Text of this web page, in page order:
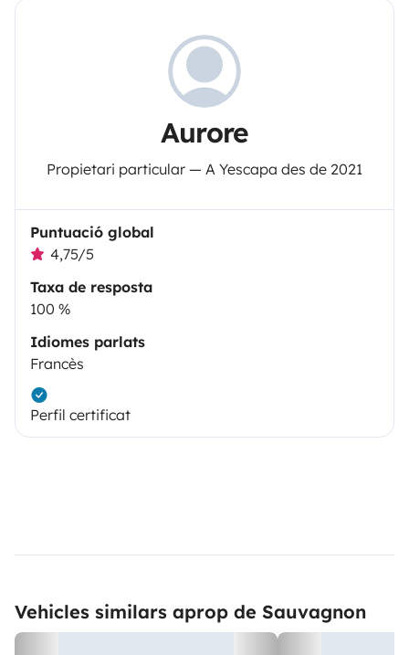
Aurore
Propietari particular — A Yescapa des de 2021
Puntuació global
4,75/5
Taxa de resposta
100 %
Idiomes parlats
Francès
Perfil certificat
Vehicles similars aprop de Sauvagnon